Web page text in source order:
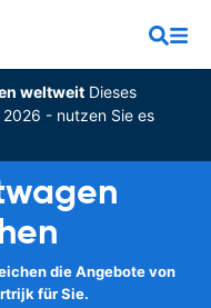
weltweitDieses
- nutzen Sie es
die Angebote von
für Sie.